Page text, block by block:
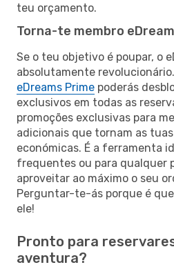
teu orçamento.
Torna-te membro
Se o teu objetivo é poupar, o
absolutamente
eDreams Prime poderás
exclusivos em todas as
promoções exclusivas para
adicionais que tornam as
económicas. É a ferramenta
frequentes ou para qualquer
aproveitar ao máximo o seu
Perguntar-te-ás porque é
ele!
Pronto para
aventura?